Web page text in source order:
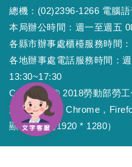
總機：(02)2396-1266 電腦
本局辦公時間：週一至週五
各縣市辦事處櫃檯服務時間
各地辦事處電話服務時間：
13:30~17:30
Copyright © 2018勞動部勞
建議瀏覽器：Chrome，
顯示效果為1920 * 1280）